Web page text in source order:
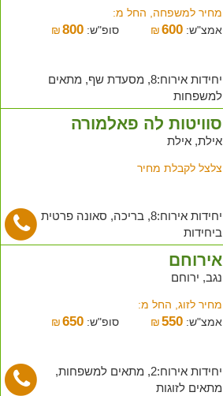
מחיר למשפחה, החל מ:
אמצ"ש:
₪600 סופ"ש: ₪ 800
יחידות אירוח:8, מסעדת שף, מתאים
למשפחות
סוויטות לה פאלמורה
אילת, אילת
צלצל לקבלת מחיר
יחידות אירוח:8, בריכה, סאונה פרטית
ביחידות
אירוחם
נגב, ירוחם
מחיר לזוג, החל מ:
אמצ"ש:
₪550 סופ"ש: ₪ 650
יחידות אירוח:2, מתאים למשפחות,
מתאים לזוגות